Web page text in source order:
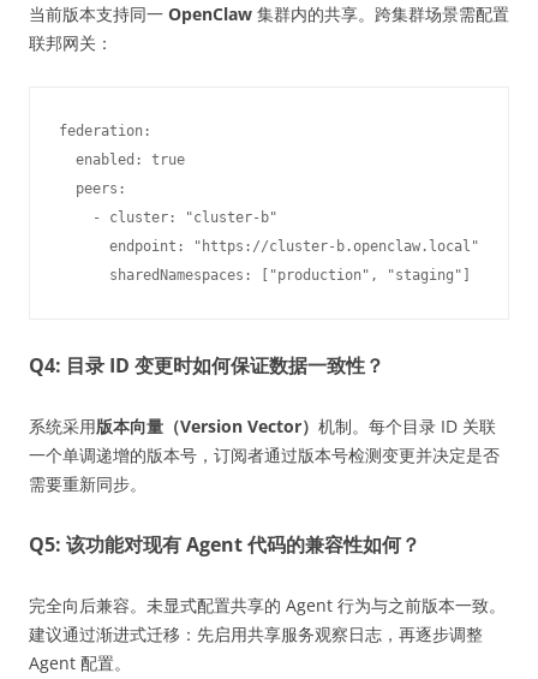
当前版本支持同一 OpenClaw 集群内的共享。跨集群场景需配置
联邦网关：
federation:
  enabled: true
  peers:
    - cluster: "cluster-b"
      endpoint: "https://cluster-b.openclaw.local"
Q4: 目录 ID 变更时如何保证数据一致性？
系统采用版本向量（Version Vector） 机制。每个目录 ID 关联
一个单调递增的版本号，订阅者通过版本号检测变更并决定是否
需要重新同步。
Q5: 该功能对现有 Agent 代码的兼容性如何？
完全向后兼容。未显式配置共享的 Agent 行为与之前版本一致。
建议通过渐进式迁移：先启用共享服务观察日志，再逐步调整
Agent 配置。